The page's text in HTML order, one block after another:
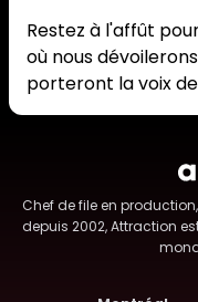
Restez à l'affût
où nous
porteront la voix de
Chef de file en
depuis 2002, Attraction